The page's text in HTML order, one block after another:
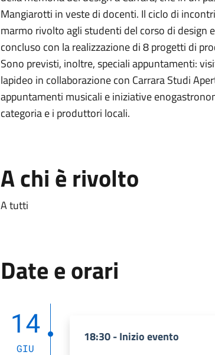
Mangiarotti in veste di docenti. Il ciclo di
marmo rivolto agli studenti del corso di design
concluso con la realizzazione di 8 progetti di
Sono previsti, inoltre, speciali appuntamenti:
lapideo in collaborazione con Carrara Studi
appuntamenti musicali e iniziative
categoria e i produttori locali.
A chi è rivolto
A tutti
Date e orari
14
GIU
18:30 - Inizio evento